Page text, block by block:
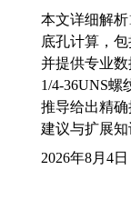
本文详细解析
底孔计算，
并提供专业
1/4-36UNS
推导给出精
建议与扩展知
2026年8月4日